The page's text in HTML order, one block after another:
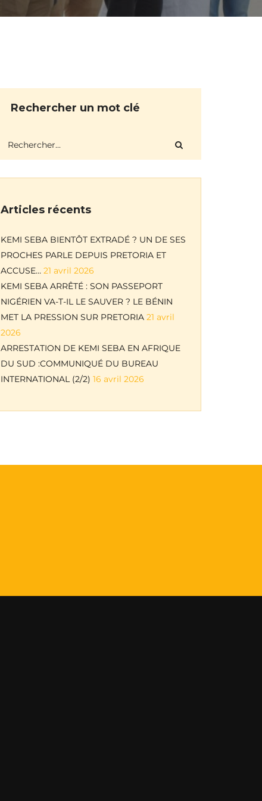
Rechercher un mot clé
Articles récents
KEMI SEBA BIENTÔT EXTRADÉ ? UN DE SES
PROCHES PARLE DEPUIS PRETORIA ET
ACCUSE… 21 avril 2026
KEMI SEBA ARRÊTÉ : SON PASSEPORT
NIGÉRIEN VA-T-IL LE SAUVER ? LE BÉNIN
MET LA PRESSION SUR PRETORIA 21 avril
2026
ARRESTATION DE KEMI SEBA EN AFRIQUE
DU SUD :COMMUNIQUÉ DU BUREAU
INTERNATIONAL (2/2) 16 avril 2026